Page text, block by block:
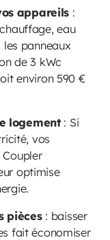
appareils :
eau
panneaux
de 3 kWc
environ 590 €
logement: Si
vos
optimise
pièces: baisser
fait économiser